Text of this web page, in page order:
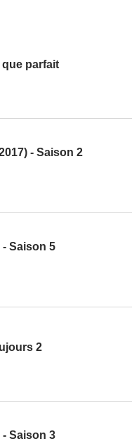
parfait
- Saison 2
- Saison 5
2
- Saison 3